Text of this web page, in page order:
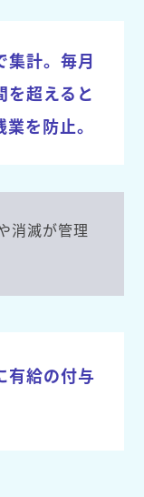
集計。毎月
を超えると
を防止。
消滅が管理
有給の付与